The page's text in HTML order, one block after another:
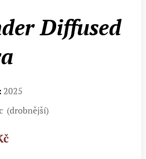
Diffused
2025
(drobnější)